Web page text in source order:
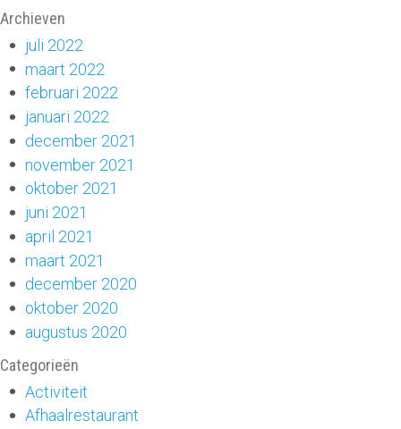
Archieven
juli 2022
maart 2022
februari 2022
januari 2022
december 2021
november 2021
oktober 2021
juni 2021
april 2021
maart 2021
december 2020
oktober 2020
augustus 2020
Categorieën
Activiteit
Afhaalrestaurant